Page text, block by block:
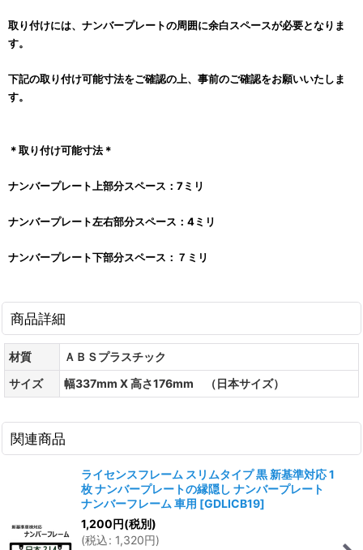
取り付けには、ナンバープレートの周囲に余白スペースが必要となりま
す。
下記の取り付け可能寸法をご確認の上、事前のご確認をお願いいたしま
す。
＊取り付け可能寸法＊
ナンバープレート上部分スペース：7ミリ
ナンバープレート左右部分スペース：4ミリ
ナンバープレート下部分スペース：７ミリ
商品詳細
材質
ＡＢＳプラスチック
サイズ
幅337mm X 高さ176mm （日本サイズ）
関連商品
ライセンスフレーム スリムタイプ 黒 新基準対応 1
枚 ナンバープレートの縁隠し ナンバープレート
ナンバーフレーム 車用 [GDLICB19]
1,200円(税別)
(税込: 1,320円)